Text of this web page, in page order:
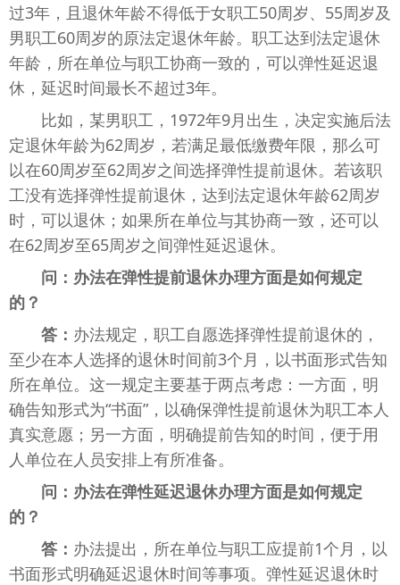
过3年，且退休年龄不得低于女职工50周岁、55周岁及
男职工60周岁的原法定退休年龄。职工达到法定退休
年龄，所在单位与职工协商一致的，可以弹性延迟退
休，延迟时间最长不超过3年。
比如，某男职工，1972年9月出生，决定实施后法
定退休年龄为62周岁，若满足最低缴费年限，那么可
以在60周岁至62周岁之间选择弹性提前退休。若该职
工没有选择弹性提前退休，达到法定退休年龄62周岁
时，可以退休；如果所在单位与其协商一致，还可以
在62周岁至65周岁之间弹性延迟退休。
问：办法在弹性提前退休办理方面是如何规定
的？
答： 办法规定，职工自愿选择弹性提前退休的，
至少在本人选择的退休时间前3个月，以书面形式告知
所在单位。这一规定主要基于两点考虑：一方面，明
确告知形式为“书面”，以确保弹性提前退休为职工本人
真实意愿；另一方面，明确提前告知的时间，便于用
人单位在人员安排上有所准备。
问：办法在弹性延迟退休办理方面是如何规定
的？
答： 办法提出，所在单位与职工应提前1个月，以
书面形式明确延迟退休时间等事项。弹性延迟退休时